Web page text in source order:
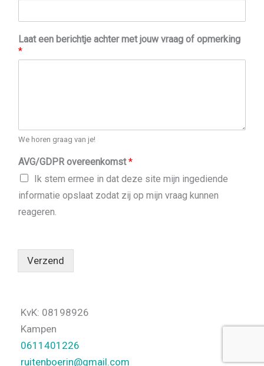
Laat een berichtje achter met jouw vraag of opmerking
*
We horen graag van je!
AVG/GDPR overeenkomst*
Ik stem ermee in dat deze site mijn ingediende
informatie opslaat zodat zij op mijn vraag kunnen
reageren.
Verzend
KvK: 08198926
Kampen
0611401226
ruitenboerin@gmail.com